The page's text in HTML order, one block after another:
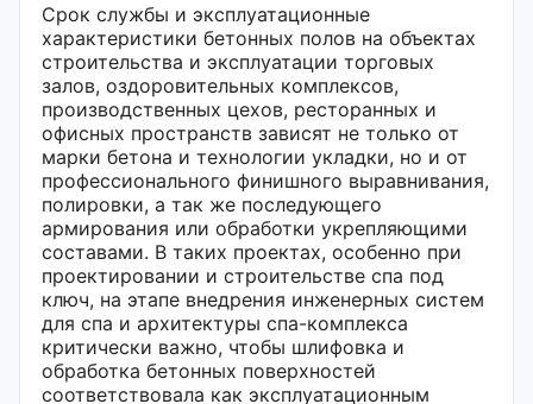
Срок службы и эксплуатационные
характеристики бетонных полов на объектах
строительства и эксплуатации торговых
залов, оздоровительных комплексов,
производственных цехов, ресторанных и
офисных пространств зависят не только от
марки бетона и технологии укладки, но и от
профессионального финишного выравнивания,
полировки, а так же последующего
армирования или обработки укрепляющими
составами. В таких проектах, особенно при
проектировании и строительстве спа под
ключ, на этапе внедрения инженерных систем
для спа и архитектуры спа-комплекса
критически важно, чтобы шлифовка и
обработка бетонных поверхностей
соответствовала как эксплуатационным